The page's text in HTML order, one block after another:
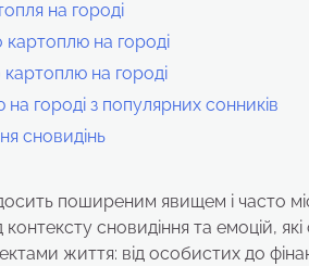
на городі
картоплю на городі
на городі
городі з популярних сонників
сновидінь
поширеним явищем і часто
контексту сновидіння та емоцій,
життя: від особистих до